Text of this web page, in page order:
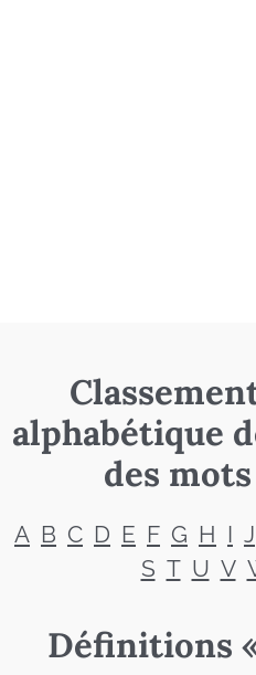
alphabétique
des
A B C D E F G H I J
S T U V
Définitions